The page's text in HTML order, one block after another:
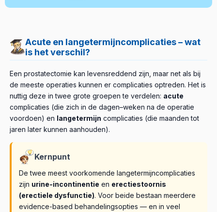
Acute en langetermijncomplicaties – wat
is het verschil?
Een prostatectomie kan levensreddend zijn, maar net als bij
de meeste operaties kunnen er complicaties optreden. Het is
nuttig deze in twee grote groepen te verdelen: acute
complicaties (die zich in de dagen–weken na de operatie
voordoen) en langetermijn complicaties (die maanden tot
jaren later kunnen aanhouden).
Kernpunt
De twee meest voorkomende langetermijncomplicaties
zijn urine-incontinentie en erectiestoornis
(erectiele dysfunctie). Voor beide bestaan meerdere
evidence-based behandelingsopties — en in veel